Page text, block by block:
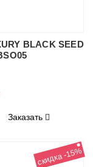
BLACK SEED
Заказать
скидка -15%